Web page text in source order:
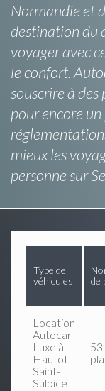
Normandie et
destination du
voyager avec
le confort.
souscrire à
pour encore
mieux les
personne sur
Type de
véhicules
de
Location
Autocar
Luxe à
Hautot-
Saint-
Sulpice
53